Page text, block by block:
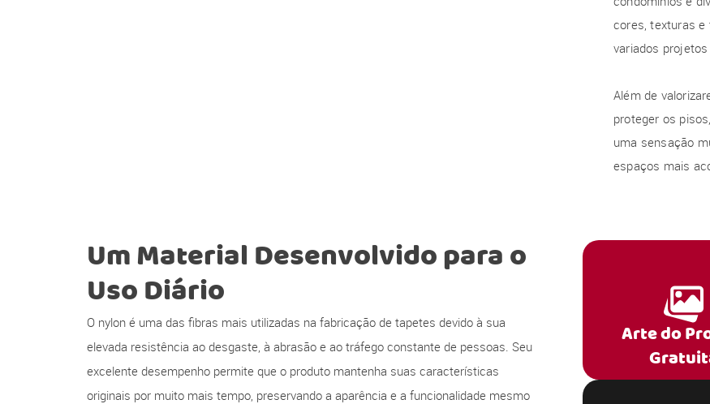
cores, texturas e
variados
Além de
proteger os
uma sensação
espaços mais
Um Material Desenvolvido para o
Uso Diário
O nylon é uma das fibras mais utilizadas na fabricação de tapetes devido à sua
elevada resistência ao desgaste, à abrasão e ao tráfego constante de pessoas. Seu
excelente desempenho permite que o produto mantenha suas características
originais por muito mais tempo, preservando a aparência e a funcionalidade mesmo
Arte do